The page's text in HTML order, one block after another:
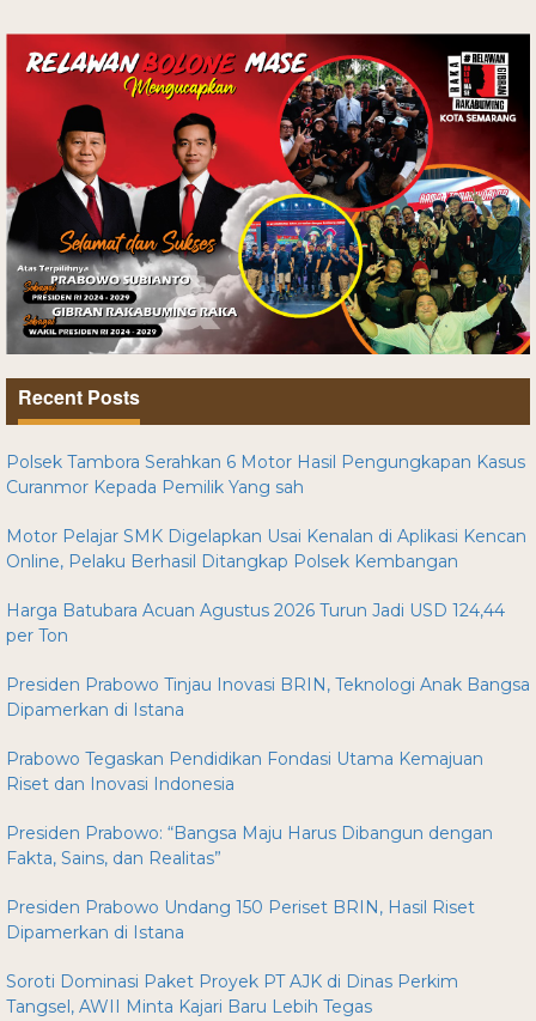
Recent Posts
Polsek Tambora Serahkan 6 Motor Hasil Pengungkapan Kasus
Curanmor Kepada Pemilik Yang sah
Motor Pelajar SMK Digelapkan Usai Kenalan di Aplikasi Kencan
Online, Pelaku Berhasil Ditangkap Polsek Kembangan
Harga Batubara Acuan Agustus 2026 Turun Jadi USD 124,44
per Ton
Presiden Prabowo Tinjau Inovasi BRIN, Teknologi Anak Bangsa
Dipamerkan di Istana
Prabowo Tegaskan Pendidikan Fondasi Utama Kemajuan
Riset dan Inovasi Indonesia
Presiden Prabowo: “Bangsa Maju Harus Dibangun dengan
Fakta, Sains, dan Realitas”
Presiden Prabowo Undang 150 Periset BRIN, Hasil Riset
Dipamerkan di Istana
Soroti Dominasi Paket Proyek PT AJK di Dinas Perkim
Tangsel, AWII Minta Kajari Baru Lebih Tegas